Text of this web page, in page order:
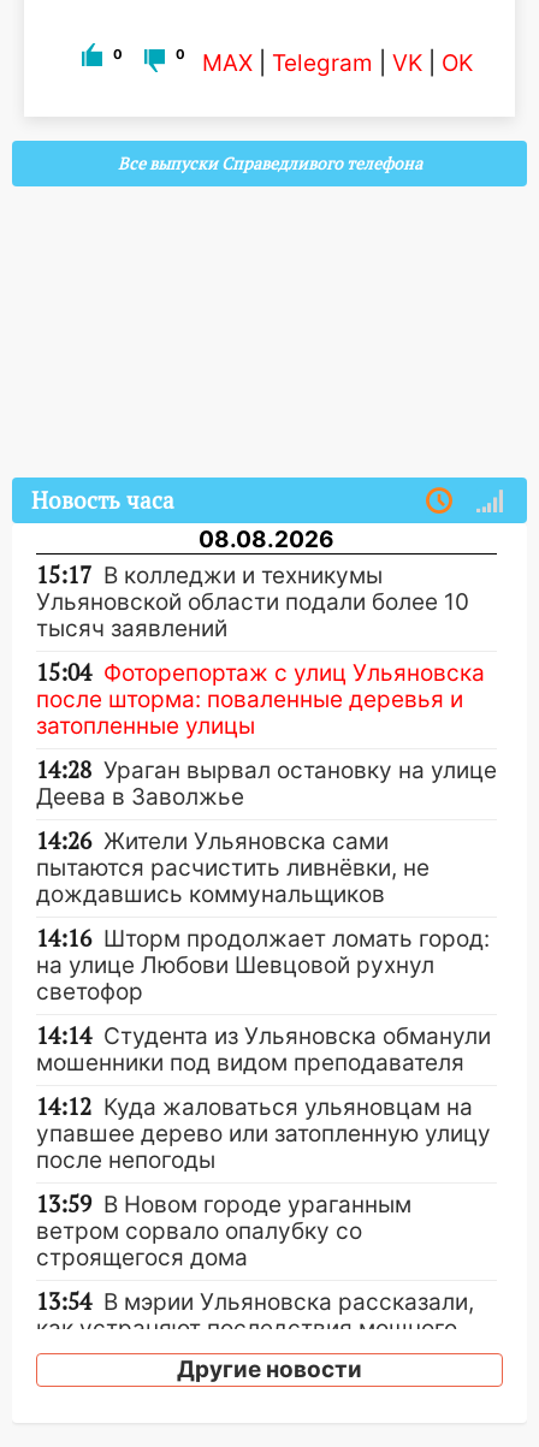
0 0 MAX Telegram VK OK
Все выпуски Справедливого телефона
Новость часа
08.08.2026
15:17 В колледжи и техникумы
Ульяновской области подали более 10
тысяч заявлений
15:04 Фоторепортаж с улиц Ульяновска
после шторма: поваленные деревья и
затопленные улицы
14:28 Ураган вырвал остановку на улице
Деева в Заволжье
14:26 Жители Ульяновска сами
пытаются расчистить ливнёвки, не
дождавшись коммунальщиков
14:16 Шторм продолжает ломать город:
на улице Любови Шевцовой рухнул
светофор
14:14 Студента из Ульяновска обманули
мошенники под видом преподавателя
14:12 Куда жаловаться ульяновцам на
упавшее дерево или затопленную улицу
после непогоды
13:59 В Новом городе ураганным
ветром сорвало опалубку со
строящегося дома
13:54 В мэрии Ульяновска рассказали,
как устраняют последствия мощного
шторма
Другие новости